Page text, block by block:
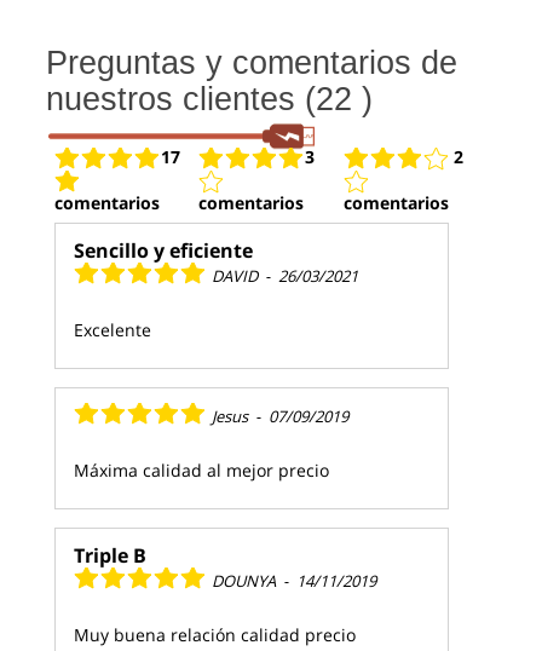
Preguntas y comentarios de
nuestros clientes (22 )
17
comentarios
3
comentarios
2
comentarios
Sencillo y eficiente
DAVID - 26/03/2021
Excelente
Jesus - 07/09/2019
Máxima calidad al mejor precio
Triple B
DOUNYA - 14/11/2019
Muy buena relación calidad precio